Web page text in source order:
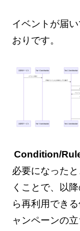
イベントが届
おりです。
Condition/
必要になった
くことで、以
ら再利用でき
ャンペーンの